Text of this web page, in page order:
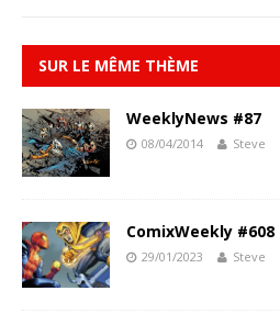
SUR LE MÊME THÈME
WeeklyNews #87
08/04/2014 Steve
ComixWeekly #608
29/01/2023 Steve